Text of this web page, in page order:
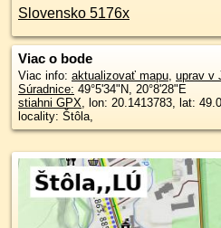
Slovensko 5176x
Viac o bode
Viac info: aktualizovať mapu, uprav v
Súradnice: 49°5'34"N, 20°8'28"E
stiahni GPX, lon: 20.1413783, lat:
locality: Štôla,